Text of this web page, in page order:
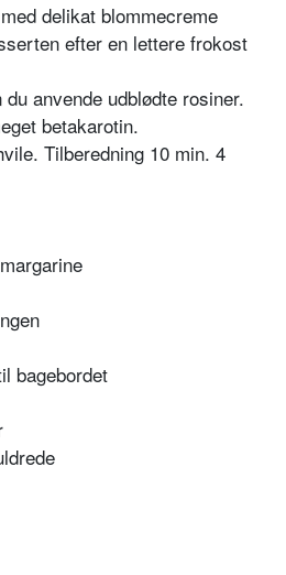
delikat blommecreme
efter en lettere frokost
anvende udblødte rosiner.
betakarotin.
Tilberedning 10 min. 4
bagebordet